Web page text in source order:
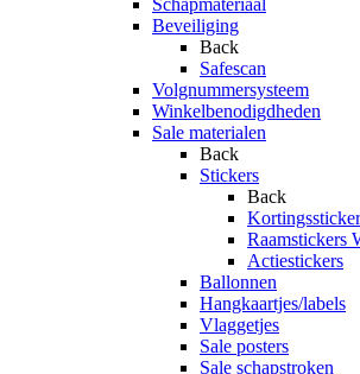
Schapmateriaal
Beveiliging
Back
Safescan
Volgnummersysteem
Winkelbenodigdheden
Sale materialen
Back
Stickers
Back
Raamstickers
Actiestickers
Ballonnen
Hangkaartjes/labels
Vlaggetjes
Sale posters
Sale schapstroken